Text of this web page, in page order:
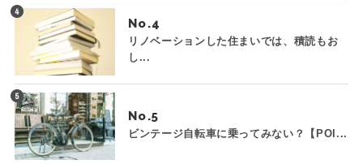
No.
リノベーションした住まいでは、積読もお
し...
No.
ビンテージ自転車に乗ってみない？【POI...